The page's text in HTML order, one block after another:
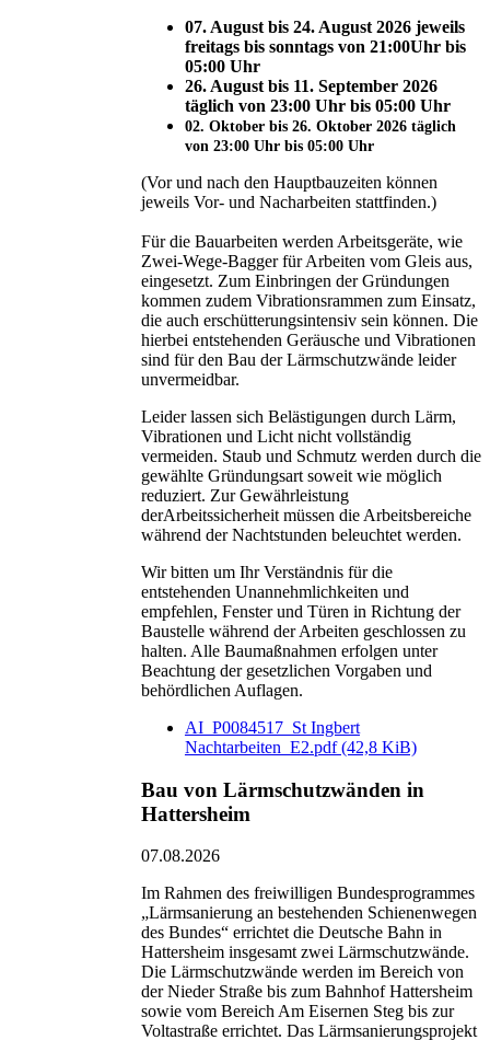
07. August bis 24. August 2026 jeweils
freitags bis sonntags von 21:00Uhr bis
05:00 Uhr
26. August bis 11. September 2026
täglich von 23:00 Uhr bis 05:00 Uhr
02. Oktober bis 26. Oktober 2026 täglich
von 23:00 Uhr bis 05:00 Uhr
(Vor und nach den Hauptbauzeiten können
jeweils Vor- und Nacharbeiten stattfinden.)
Für die Bauarbeiten werden Arbeitsgeräte, wie
Zwei-Wege-Bagger für Arbeiten vom Gleis aus,
eingesetzt. Zum Einbringen der Gründungen
kommen zudem Vibrationsrammen zum Einsatz,
die auch erschütterungsintensiv sein können. Die
hierbei entstehenden Geräusche und Vibrationen
sind für den Bau der Lärmschutzwände leider
unvermeidbar.
Leider lassen sich Belästigungen durch Lärm,
Vibrationen und Licht nicht vollständig
vermeiden. Staub und Schmutz werden durch die
gewählte Gründungsart soweit wie möglich
reduziert. Zur Gewährleistung
derArbeitssicherheit müssen die Arbeitsbereiche
während der Nachtstunden beleuchtet werden.
Wir bitten um Ihr Verständnis für die
entstehenden Unannehmlichkeiten und
empfehlen, Fenster und Türen in Richtung der
Baustelle während der Arbeiten geschlossen zu
halten. Alle Baumaßnahmen erfolgen unter
Beachtung der gesetzlichen Vorgaben und
behördlichen Auflagen.
AI_P0084517_St Ingbert
Nachtarbeiten_E2.pdf(42,8 KiB)
Bau von Lärmschutzwänden in
Hattersheim
07.08.2026
Im Rahmen des freiwilligen Bundesprogrammes
„Lärmsanierung an bestehenden Schienenwegen
des Bundes“ errichtet die Deutsche Bahn in
Hattersheim insgesamt zwei Lärmschutzwände.
Die Lärmschutzwände werden im Bereich von
der Nieder Straße bis zum Bahnhof Hattersheim
sowie vom Bereich Am Eisernen Steg bis zur
Voltastraße errichtet. Das Lärmsanierungsprojekt